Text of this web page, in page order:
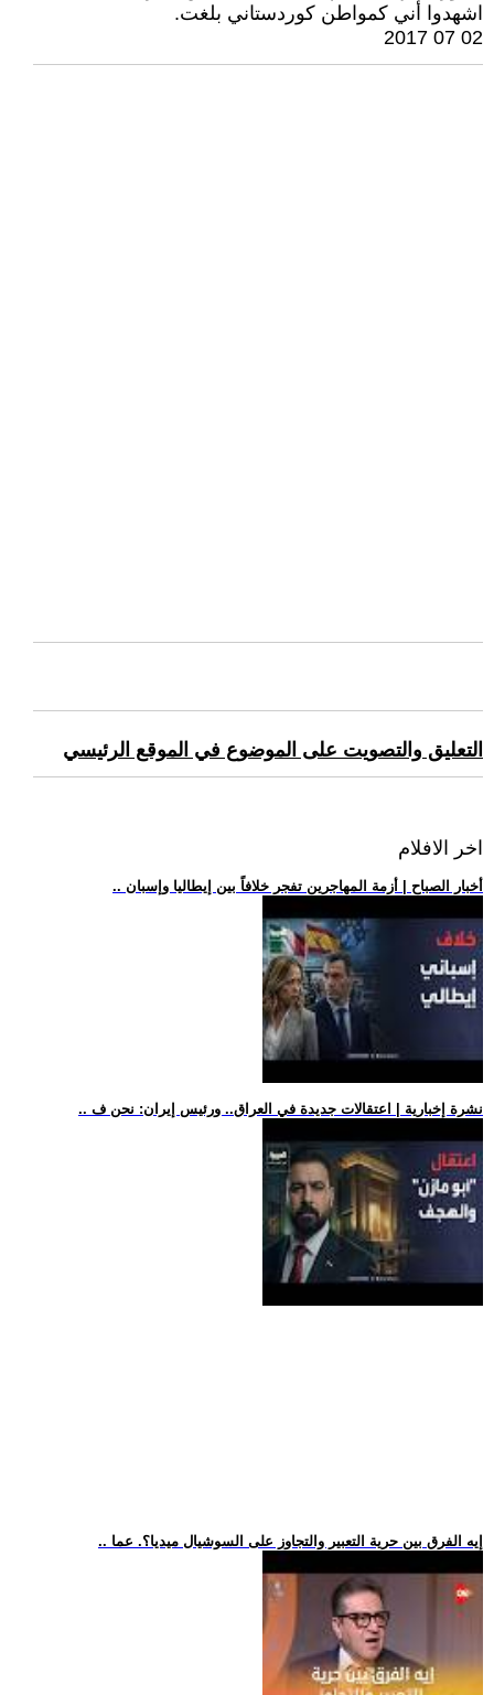
اشهدوا أني كمواطن كوردستاني بلغت.
02 07 2017
التعليق والتصويت على الموضوع في الموقع الرئيسي
اخر الافلام
.. أخبار الصباح | أزمة المهاجرين تفجر خلافاً بين إيطاليا وإسبان
.. نشرة إخبارية | اعتقالات جديدة في العراق.. ورئيس إيران: نحن ف
.. إيه الفرق بين حرية التعبير والتجاوز على السوشيال ميديا؟. عما